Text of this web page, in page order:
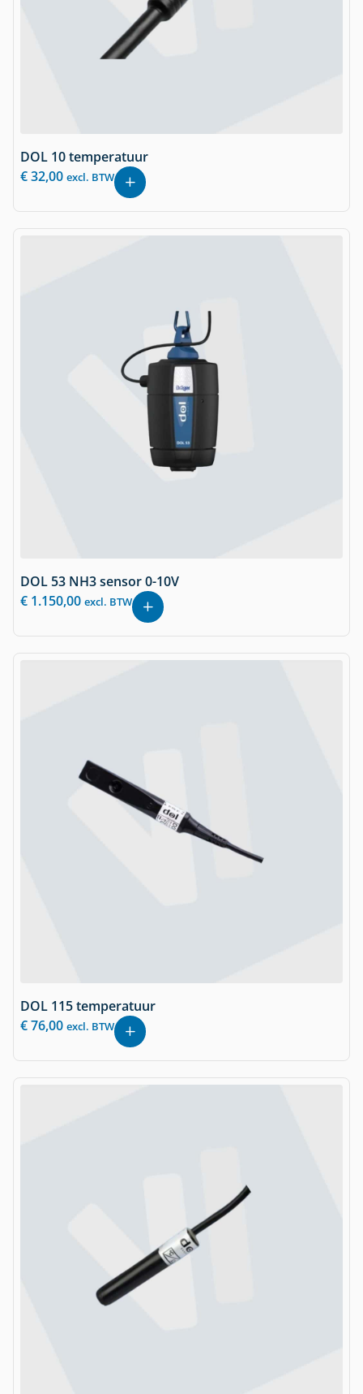
DOL 10 temperatuur
€32,00 excl. BTW
DOL 53 NH3 sensor 0-10V
€ 1.150,00 excl. BTW
DOL 115 temperatuur
€76,00 excl. BTW